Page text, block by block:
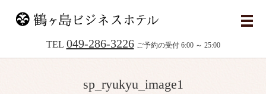
TEL 049-286-3226 ご予約の受付 6:00 ～ 25:00
メ
sp_ryukyu_image1